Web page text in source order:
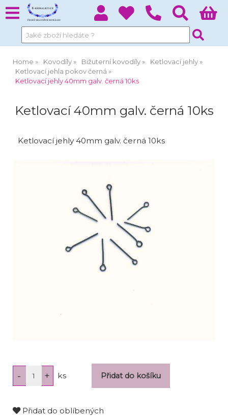
Home Kovodíly Bižuterní kovodíly
Ketlovací jehly
Ketlovací jehla pokov černá
Ketlovací jehly 40mm galv. černá 10ks
Ketlovací 40mm galv. černá 10ks
Ketlovací jehly 40mm galv. černá 10ks
ks
Přidat do oblíbených